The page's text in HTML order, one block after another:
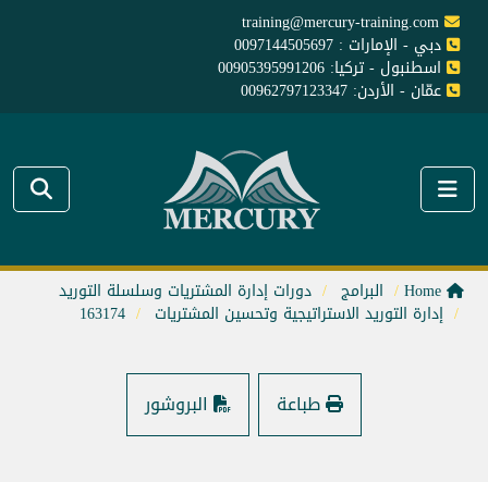
training@mercury-training.com
دبي - الإمارات : 0097144505697
اسطنبول - تركيا: 00905395991206
عمّان - الأردن: 00962797123347
البرامج دورات إدارة المشتريات وسلسلة التوريد
إدارة التوريد الاستراتيجية وتحسين المشتريات 163174
طباعة البروشور